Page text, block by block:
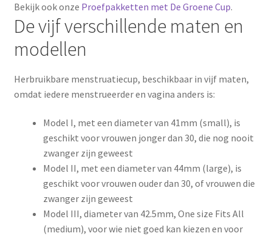
Bekijk ook onze Proefpakketten met De Groene Cup.
De vijf verschillende maten en
modellen
Herbruikbare menstruatiecup, beschikbaar in vijf maten,
omdat iedere menstrueerder en vagina anders is:
Model I, met een diameter van 41mm (small), is
geschikt voor vrouwen jonger dan 30, die nog nooit
zwanger zijn geweest
Model II, met een diameter van 44mm (large), is
geschikt voor vrouwen ouder dan 30, of vrouwen die
zwanger zijn geweest
Model III, diameter van 42.5mm, One size Fits All
(medium), voor wie niet goed kan kiezen en voor